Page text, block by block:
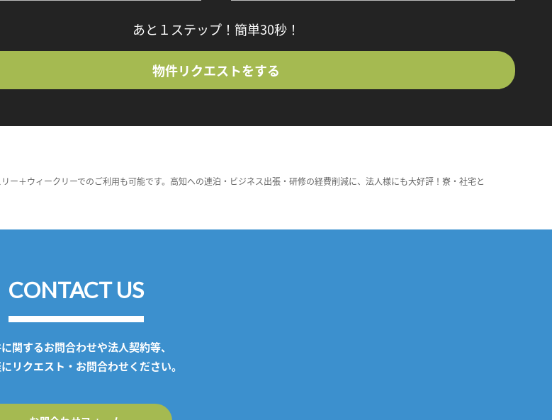
あと１ステップ！簡単30秒！
物件リクエストをする
＋ウィークリーでのご利用も可能です。高知への連泊・ビジネス出張・研修の経費削減に、法人様にも大好評！寮・社宅と
CONTACT US
関するお問合わせや法人契約等、
リクエスト・お問合わせください。